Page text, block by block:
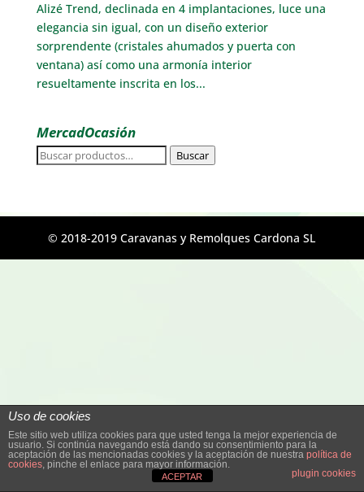
Alizé Trend, declinada en 4 implantaciones, luce una
elegancia sin igual, con un diseño exterior
sorprendente (cristales ahumados y puerta con
ventana) así como una armonía interior
resueltamente inscrita en los...
MercadOcasión
Buscar
Buscar
© 2018-2019 Caravanas y Remolques Cardona SL
Uso de cookies
Este sitio web utiliza cookies para que usted tenga la mejor experiencia de
usuario. Si continúa navegando está dando su consentimiento para la
aceptación de las mencionadas cookies y la aceptación de nuestra política de
cookies, pinche el enlace para mayor información.
plugin cookies
ACEPTAR